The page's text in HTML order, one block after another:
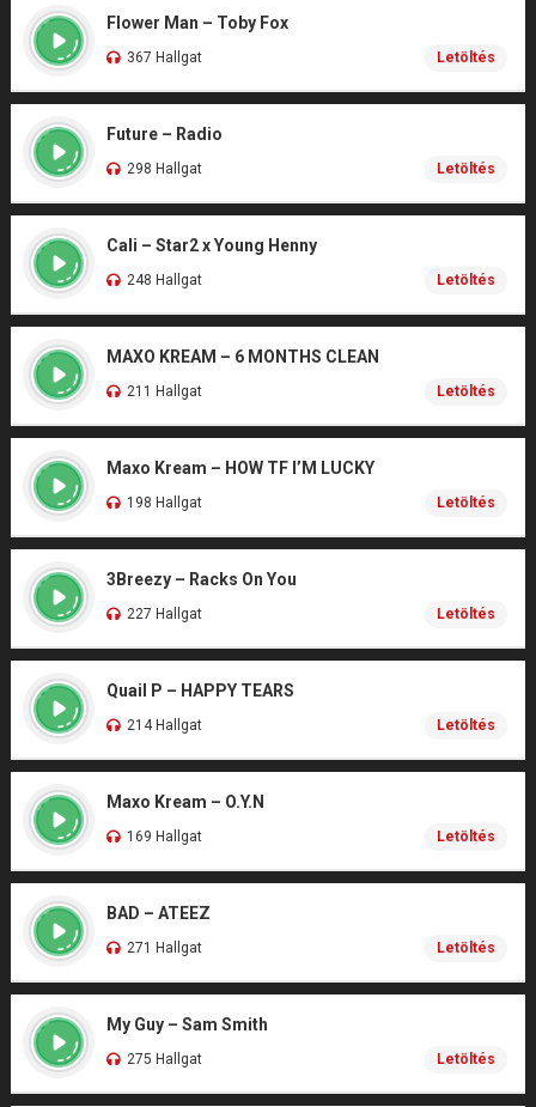
Flower Man – Toby Fox
367 Hallgat Letöltés
Future – Radio
298 Hallgat Letöltés
Cali – Star2 x Young Henny
248 Hallgat Letöltés
MAXO KREAM – 6 MONTHS CLEAN
211 Hallgat Letöltés
Maxo Kream – HOW TF I’M LUCKY
198 Hallgat Letöltés
3Breezy – Racks On You
227 Hallgat Letöltés
Quail P – HAPPY TEARS
214 Hallgat Letöltés
Maxo Kream – O.Y.N
169 Hallgat Letöltés
BAD – ATEEZ
271 Hallgat Letöltés
My Guy – Sam Smith
275 Hallgat Letöltés